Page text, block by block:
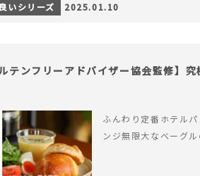
いシリーズ 2025.01.10
ルテンフリーアドバイザー協会監修】
ふんわり定番ホテル
ンジ無限大なベーグ